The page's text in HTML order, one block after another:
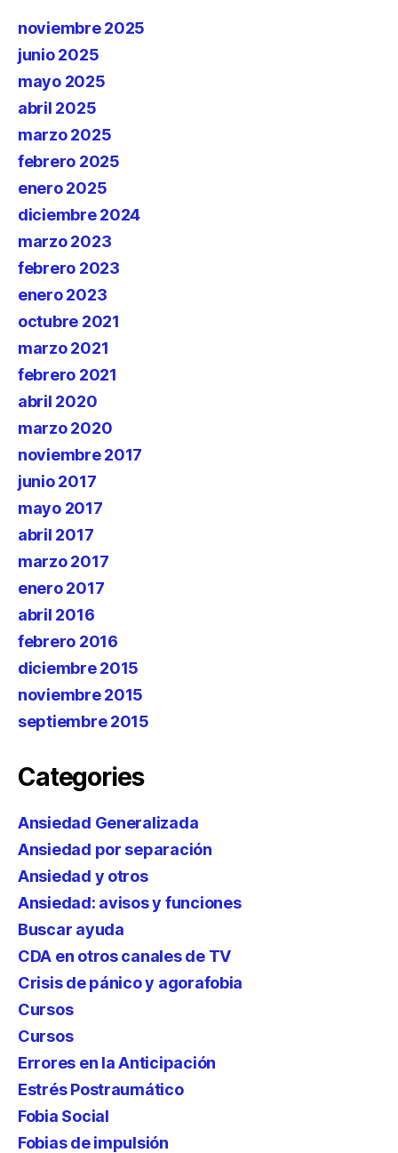
noviembre 2025
junio 2025
mayo 2025
abril 2025
marzo 2025
febrero 2025
enero 2025
diciembre 2024
marzo 2023
febrero 2023
enero 2023
octubre 2021
marzo 2021
febrero 2021
abril 2020
marzo 2020
noviembre 2017
junio 2017
mayo 2017
abril 2017
marzo 2017
enero 2017
abril 2016
febrero 2016
diciembre 2015
noviembre 2015
septiembre 2015
Categories
Ansiedad Generalizada
Ansiedad por separación
Ansiedad y otros
Ansiedad: avisos y funciones
Buscar ayuda
CDA en otros canales de TV
Crisis de pánico y agorafobia
Cursos
Cursos
Errores en la Anticipación
Estrés Postraumático
Fobia Social
Fobias de impulsión